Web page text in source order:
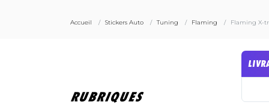
Accueil Stickers Auto Tuning Flaming Flaming X-
RUBRIQUES